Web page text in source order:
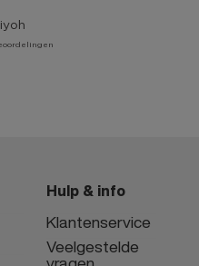
Hulp & info
Klantenservice
Veelgestelde